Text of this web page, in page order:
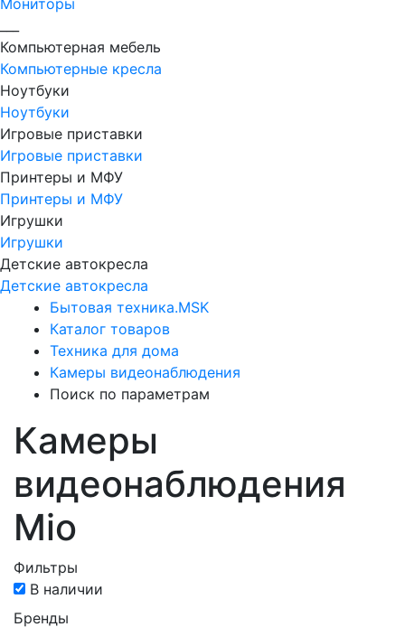
Мониторы
Компьютерная мебель
Компьютерные кресла
Ноутбуки
Ноутбуки
Игровые приставки
Игровые приставки
Принтеры и МФУ
Принтеры и МФУ
Игрушки
Игрушки
Детские автокресла
Детские автокресла
Бытовая техника.MSK
Каталог товаров
Техника для дома
Камеры видеонаблюдения
Поиск по параметрам
Камеры
видеонаблюдения
Mio
Фильтры
В наличии
Бренды